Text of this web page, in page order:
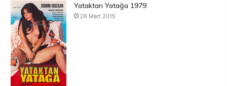
Yataktan Yatağa 1979
26 Mart 2015